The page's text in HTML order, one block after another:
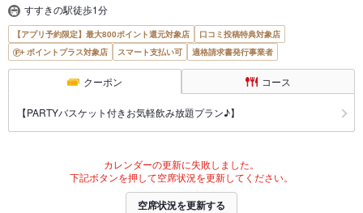
すすきの駅徒歩1分
【アプリ予約限定】最大800ポイント還元対象店
口コミ投稿特典対象店
ポイントプラス対象店
スマート支払い可 適格請求書発行事業者
クーポン コース
【PARTYバスケット付きお気軽飲み放題プラン♪】
カレンダーの更新に失敗しました。
下記ボタンを押して空席状況を更新してください。
空席状況を更新する